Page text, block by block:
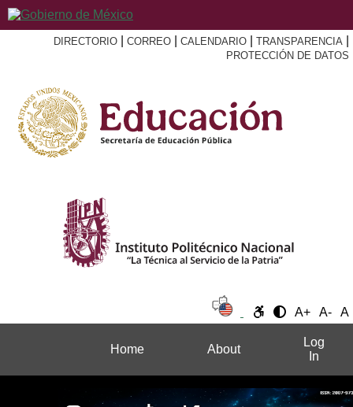
DIRECTORIO CORREO CALENDARIO TRANSPARENCIA
PROTECCIÓN DE DATOS
A+ A- A
Home About
Log
In